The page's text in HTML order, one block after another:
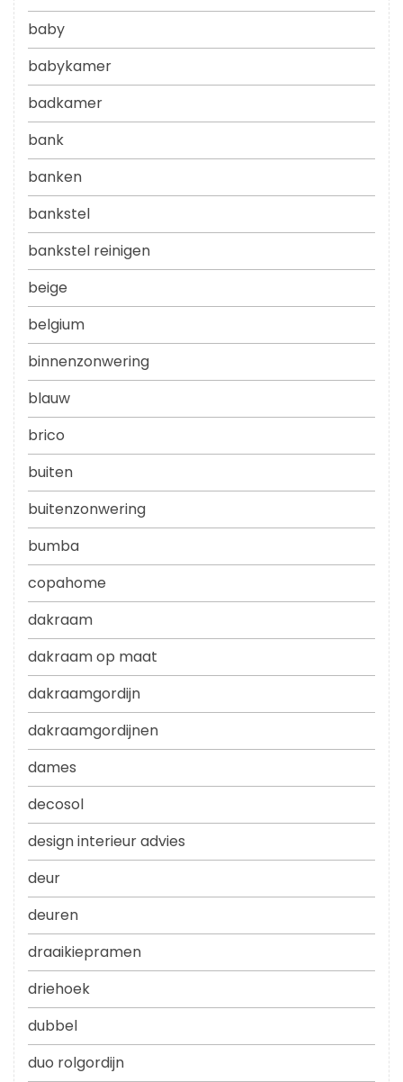
baby
babykamer
badkamer
bank
banken
bankstel
bankstel reinigen
beige
belgium
binnenzonwering
blauw
brico
buiten
buitenzonwering
bumba
copahome
dakraam
dakraam op maat
dakraamgordijn
dakraamgordijnen
dames
decosol
design interieur advies
deur
deuren
draaikiepramen
driehoek
dubbel
duo rolgordijn